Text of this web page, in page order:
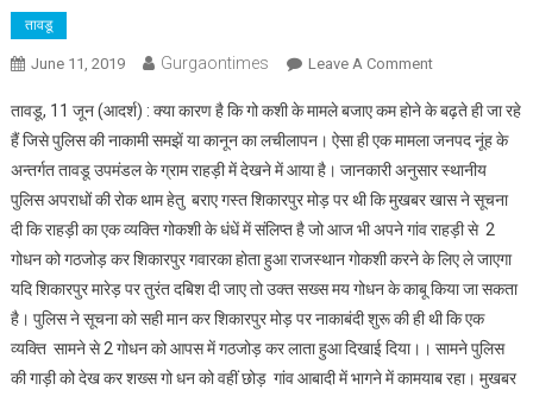
तावडू
June 11, 2019 Gurgaontimes Leave A CommentOn
में
गो
कशी
का
मामला
सामने
आया
तावडू, 11 जून (आदर्श) : क्या कारण है कि गो कशी के मामले बजाए कम होने के बढ़ते ही जा रहे
हैं जिसे पुलिस की नाकामी समझें या कानून का लचीलापन। ऐसा ही एक मामला जनपद नूंह के
अन्तर्गत तावडू उपमंडल के ग्राम राहड़ी में देखने में आया है। जानकारी अनुसार स्थानीय
पुलिस अपराधों की रोक थाम हेतु बराए गस्त शिकारपुर मोड़ पर थी कि मुखबर खास ने सूचना
दी कि राहड़ी का एक व्यक्ति गोकशी के धंधें में संलिप्त है जो आज भी अपने गांव राहड़ी से 2
गोधन को गठजोड़ कर शिकारपुर गवारका होता हुआ राजस्थान गोकशी करने के लिए ले जाएगा
यदि शिकारपुर मारेड़ पर तुरंत दबिश दी जाए तो उक्त सख्स मय गोधन के काबू किया जा सकता
है। पुलिस ने सूचना को सही मान कर शिकारपुर मोड़ पर नाकाबंदी शुरू की ही थी कि एक
व्यक्ति सामने से 2 गोधन को आपस में गठजोड़ कर लाता हुआ दिखाई दिया।। सामने पुलिस
की गाड़ी को देख कर शख्स गो धन को वहीं छोड़ गांव आबादी में भागने में कामयाब रहा। मुखबर